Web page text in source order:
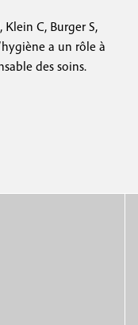
C, Burger S,
a un rôle à
des soins.